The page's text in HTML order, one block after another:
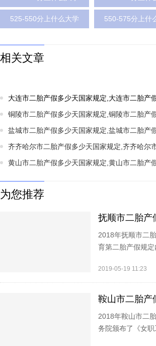
525-550分上什么大学 550-575分上什
相关文章
大连市二胎产假多少天国家规定,大连市二胎产
铜陵市二胎产假多少天国家规定,铜陵市二胎产
盐城市二胎产假多少天国家规定,盐城市二胎产
黄山市二胎产假多少天国家规定,黄山市二胎产
为您推荐
抚顺市二胎产
2018年抚顺市二
育第二胎产假规
2019-05-19 11:23
鞍山市二胎产
2018年鞍山市二
务院颁布了《女